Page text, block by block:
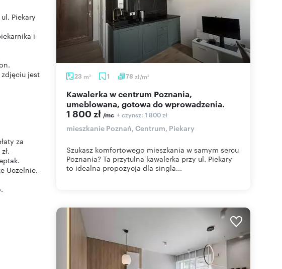
Piekary
i
zdjęciu jest
za
Uczelnie.
23 m2 1 78 zł/m2
Kawalerka w centrum Poznania,
umeblowana, gotowa do wprowadzenia.
1 800 zł /mc + czynsz: 1 800 zł
mieszkanie Poznań, Centrum, Piekary
Szukasz komfortowego mieszkania w samym sercu
Poznania? Ta przytulna kawalerka przy ul. Piekary
to idealna propozycja dla singla...